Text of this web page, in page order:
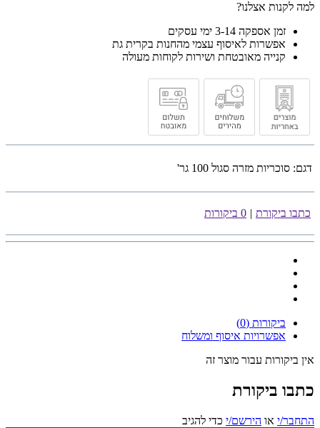
למה לקנות אצלנו?
זמן אספקה 3-14 ימי עסקים
אפשרות לאיסוף עצמי מהחנות בקרית גת
קנייה מאובטחת ושירות לקוחות מעולה
דגם: סוכריות מזרה סגול 100 גר'
כתבו ביקורת | 0 ביקורות
ביקורות (0)
אפשרויות איסוף ומשלוח
אין ביקורות עבור מוצר זה
כתבו ביקורת
התחבר/י או הירשם/י כדי להגיב